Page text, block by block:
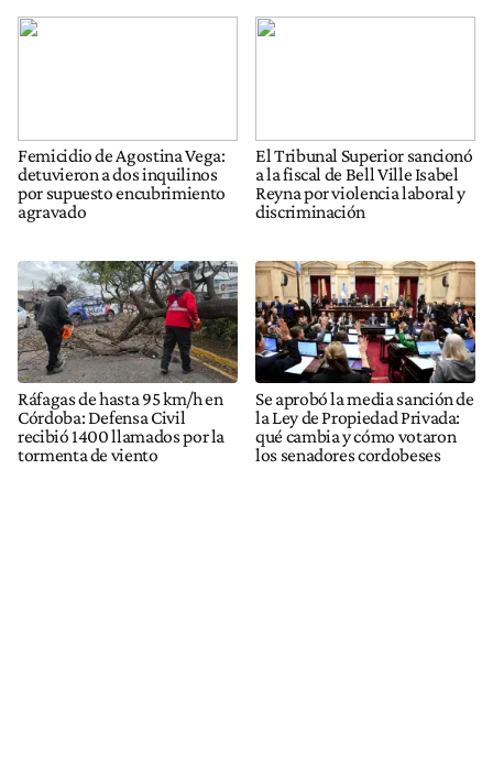
Femicidio de Agostina Vega:
detuvieron a dos inquilinos
por supuesto encubrimiento
agravado
El Tribunal Superior sancionó
a la fiscal de Bell Ville Isabel
Reyna por violencia laboral y
discriminación
Ráfagas de hasta 95 km/h en
Córdoba: Defensa Civil
recibió 1400 llamados por la
tormenta de viento
Se aprobó la media sanción de
la Ley de Propiedad Privada:
qué cambia y cómo votaron
los senadores cordobeses